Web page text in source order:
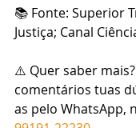
📚 Fonte: Superior
Justiça; Canal
⚠️ Quer saber
comentários tuas
as pelo WhatsApp,